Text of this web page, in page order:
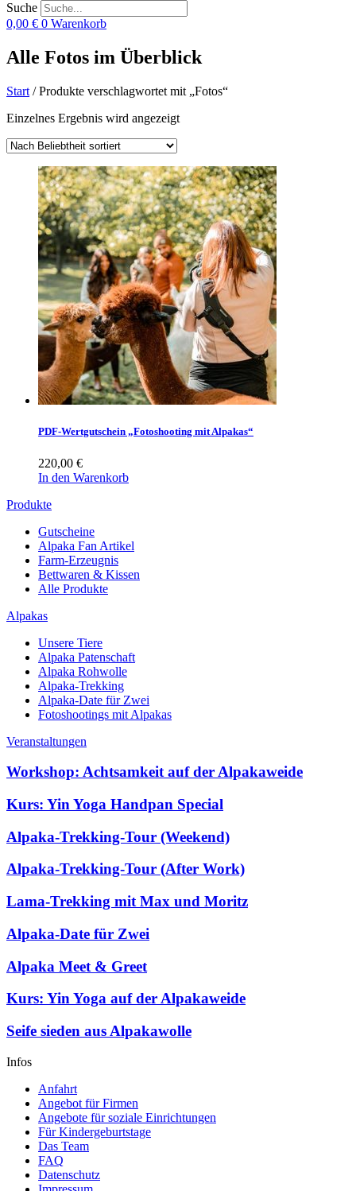
Suche
0,00 € 0 Warenkorb
Alle Fotos im Überblick
Start / Produkte verschlagwortet mit „Fotos“
Einzelnes Ergebnis wird angezeigt
PDF-Wertgutschein „Fotoshooting mit Alpakas“
220,00 €
In den Warenkorb
Produkte
Gutscheine
Alpaka Fan Artikel
Farm-Erzeugnis
Bettwaren & Kissen
Alle Produkte
Alpakas
Unsere Tiere
Alpaka Patenschaft
Alpaka Rohwolle
Alpaka-Trekking
Alpaka-Date für Zwei
Fotoshootings mit Alpakas
Veranstaltungen
Workshop: Achtsamkeit auf der Alpakaweide
Kurs: Yin Yoga Handpan Special
Alpaka-Trekking-Tour (Weekend)
Alpaka-Trekking-Tour (After Work)
Lama-Trekking mit Max und Moritz
Alpaka-Date für Zwei
Alpaka Meet & Greet
Kurs: Yin Yoga auf der Alpakaweide
Seife sieden aus Alpakawolle
Infos
Anfahrt
Angebot für Firmen
Angebote für soziale Einrichtungen
Für Kindergeburtstage
Das Team
FAQ
Datenschutz